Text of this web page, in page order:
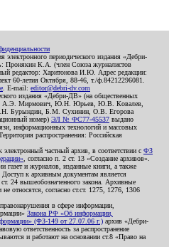
электронного периодического издания «Дебри-
Пронякин К.А. (член Союза журналистов
редактор: Харитонова И.Ю. Адрес редакции:
60-летия Октября, 88-46, т./ф.84212296081.
. E-mail: editor@debri-dv.com
издания «Дебри-ДВ» (на общественных
А.Э. Мирмович, Ю.Н. Юрьев, Ю.В. Ковалев,
Бурындин, Б.М. Сухинин, О.В. Егорова
номер) ЭЛ № ФС77-45537 выдано
информационных технологий и массовых
распространения: Российская
частный архив, в соответствии с ФЗ
, согласно п. 2 ст. 13 «Создание архивов».
газет и журналов, изданные книги, а также
к архивным документам является
24 вышеобозначенного закона. Архивные
относятся, согласно ст.ст. 1275, 1276, 1306
в сфере информации,
Закона РФ «Об информации,
(ФЗ-149 от 27.07.06 г.) архив «Дебри-
ответственность за распространение
и работают на основании ст.8 «Право на